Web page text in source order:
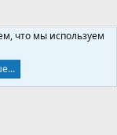
что мы используем